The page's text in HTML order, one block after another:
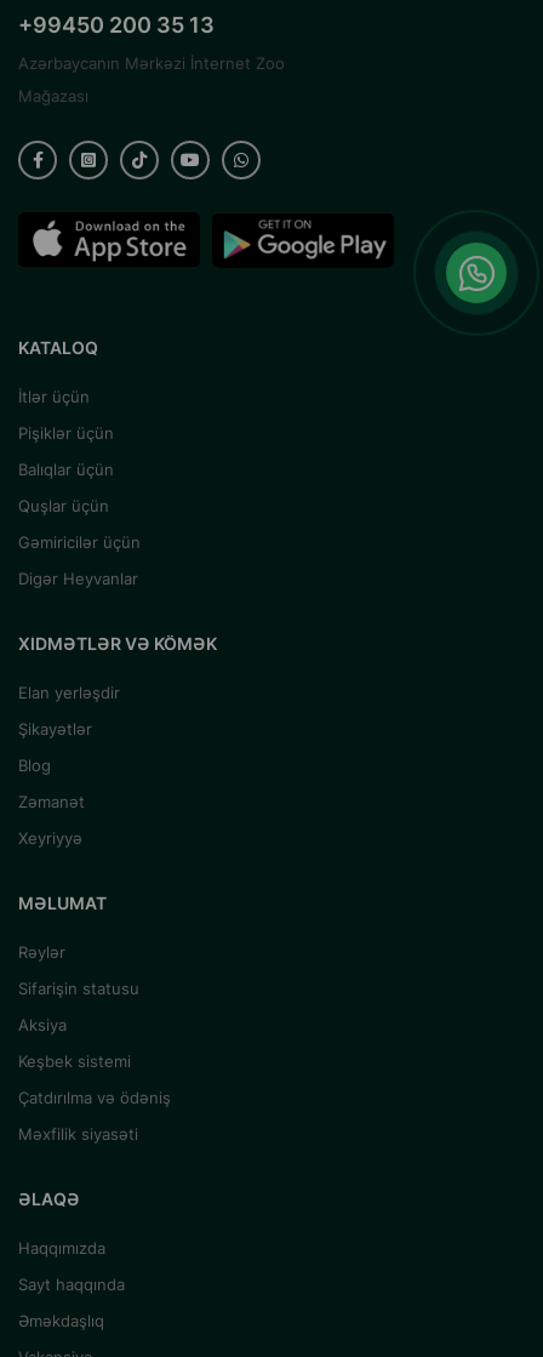
+99450 200 35 13
Azərbaycanın Mərkəzi İnternet Zoo
Mağazası
KATALOQ
İtlər üçün
Pişiklər üçün
Balıqlar üçün
Quşlar üçün
Gəmiricilər üçün
Digər Heyvanlar
XIDMƏTLƏR VƏ KÖMƏK
Elan yerləşdir
Şikayətlər
Blog
Zəmanət
Xeyriyyə
MƏLUMAT
Rəylər
Sifarişin statusu
Aksiya
Keşbek sistemi
Çatdırılma və ödəniş
Məxfilik siyasəti
ƏLAQƏ
Haqqımızda
Sayt haqqında
Əməkdaşlıq